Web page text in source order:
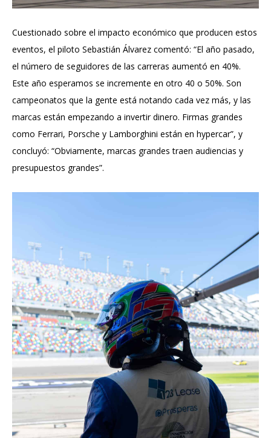
Cuestionado sobre el impacto económico que producen estos
eventos, el piloto Sebastián Álvarez comentó: “El año pasado,
el número de seguidores de las carreras aumentó en 40%.
Este año esperamos se incremente en otro 40 o 50%. Son
campeonatos que la gente está notando cada vez más, y las
marcas están empezando a invertir dinero. Firmas grandes
como Ferrari, Porsche y Lamborghini están en hypercar”, y
concluyó: “Obviamente, marcas grandes traen audiencias y
presupuestos grandes”.